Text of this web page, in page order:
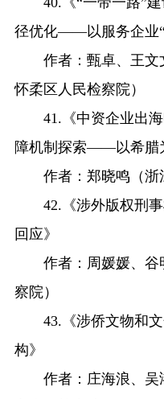
径优化——以服务企业“
作者：甄卓、王文
怀柔区人民检察院）
41.《中资企业出海
障机制探索——以希腊
作者：郑晓鸣（浙
42.《涉外版权刑事
回应》
作者：周媛媛、谷
察院）
43.《涉侨文物和文
构》
作者：庄海浪、吴